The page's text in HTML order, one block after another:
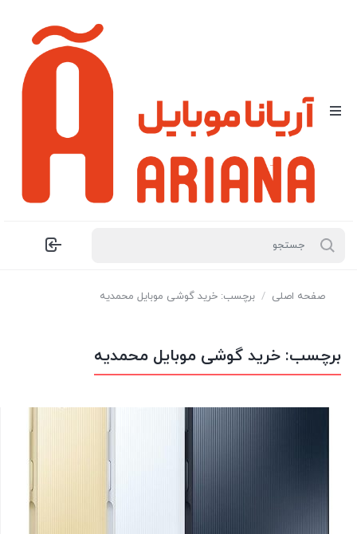
صفحه اصلی / برچسب: خرید گوشی موبایل محمدیه
برچسب: خرید گوشی موبایل محمدیه